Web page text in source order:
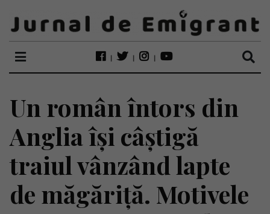
Un român întors din
Anglia își câștigă
traiul vânzând lapte
de măgăriță. Motivele